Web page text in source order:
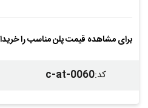
برای مشاهده قیمت پلن مناسب را
کد:
c-at-0060